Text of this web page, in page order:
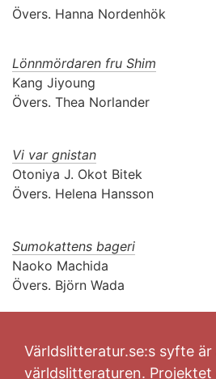
Övers. Hanna Nordenhök
Lönnmördaren fru Shim
Kang Jiyoung
Övers. Thea Norlander
Vi var gnistan
Otoniya J. Okot Bitek
Övers. Helena Hansson
Sumokattens bageri
Naoko Machida
Övers. Björn Wada
Världslitteratur.se:s syfte
världslitteraturen. Projektet